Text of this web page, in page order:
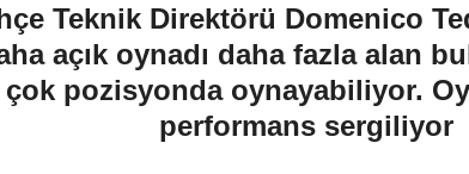
Teknik Direktörü Domenico
açık oynadı daha fazla alan
çok pozisyonda oynayabiliyor.
performans sergiliyor